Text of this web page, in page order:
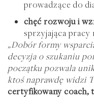
prowadzące do
chęć rozwoju i
sprzyjająca pracy
„Dobór formy
decyzja o szukaniu
początku pozwala
ktoś naprawdę widzi
certyfikowany coach,